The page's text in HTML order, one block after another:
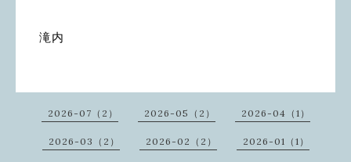
滝内
2026-07（2） 2026-05（2） 2026-04（1）
2026-03（2） 2026-02（2） 2026-01（1）